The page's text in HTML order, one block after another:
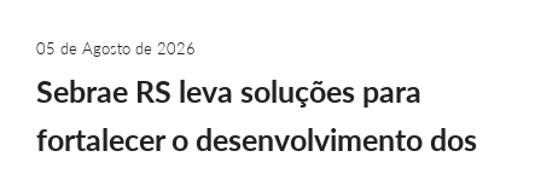
05 de Agosto de 2026
Sebrae RS leva soluções para
fortalecer o desenvolvimento dos